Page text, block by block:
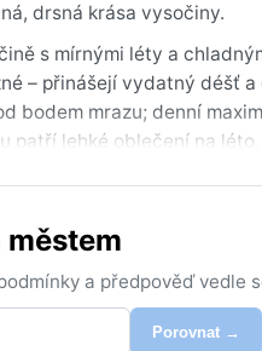
drsná krása vysočiny.
s mírnými léty a
– přinášejí vydatný déšť
mrazu; denní
lehké oblečení na
jevem jsou letní
může překvapit i v
a příjemné teplo bez
a předpověď vedle
Porovnat →